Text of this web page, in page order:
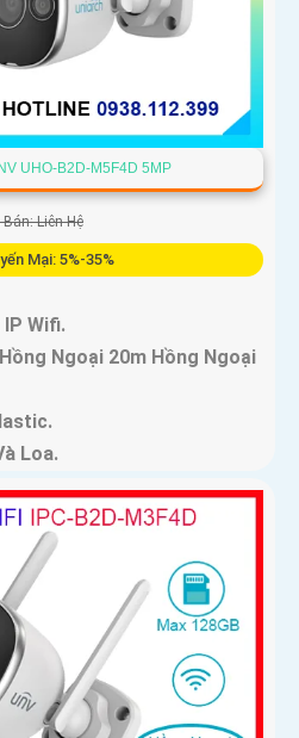
UHO-B2D-M5F4D 5MP
Bán: Liên Hệ
Mại: 5%-35%
IP Wifi.
Hồng Ngoại 20m Hồng Ngoại
Loa.